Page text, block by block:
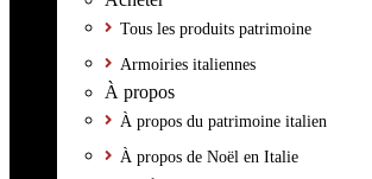
Tous les produits patrimoine
Armoiries italiennes
À propos
À propos du patrimoine italien
À propos de Noël en Italie